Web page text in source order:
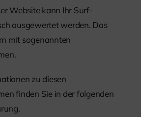
Website kann Ihr Surf-
ausgewertet werden. Das
mit sogenannten
zu diesen
finden Sie in der folgenden